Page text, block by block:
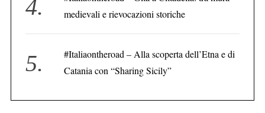
medievali e rievocazioni storiche
#Italiaontheroad – Alla scoperta dell’Etna e di
Catania con “Sharing Sicily”